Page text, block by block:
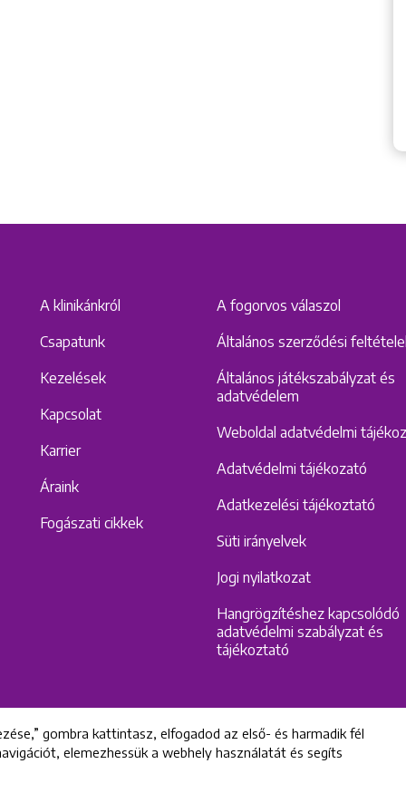
A klinikánkról
Csapatunk
Kezelések
Kapcsolat
Karrier
Áraink
Fogászati cikkek
A fogorvos válaszol
Általános szerződési
Általános játékszabályzat és
adatvédelem
Weboldal adatvédelmi
Adatvédelmi tájékozató
Adatkezelési tájékoztató
Süti irányelvek
Jogi nyilatkozat
Hangrögzítéshez kapcsolódó
adatvédelmi szabályzat és
tájékoztató
All rights reserved © 2022 Uniklinik Dental and Implant Center
gombra kattintasz, elfogadod az első- és harmadik fél
elemezhessük a webhely használatát és segíts